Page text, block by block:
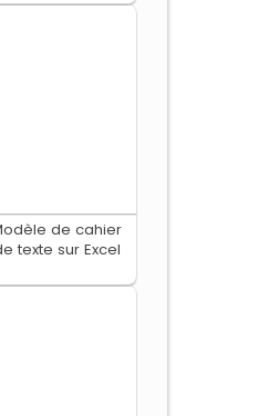
de cahier
texte sur Excel